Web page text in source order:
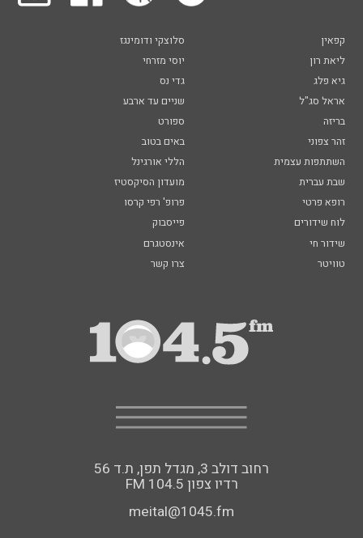
קפאין
סלוצקי ודומינגז
ליאת רון
יוסי מזרחי
גיא פלג
גדי נס
אראל סג"ל
שניים עד ארבע
בריזה
ספורט
זהר צפוני
באים בטוב
השתתפות עצמית
הללי אורגינל
שבת עברית
מועדון הסיקסטיז
רופא פרטי
פרופ' רפי קרסו
לוח שידורים
פייסבוק
שידור חי
אינסטגרם
טוויטר
צרו קשר
רחוב דולב 3, מגדל תפן, ת.ד 56
FM רדיו צפון 104.5
meital@1045.fm